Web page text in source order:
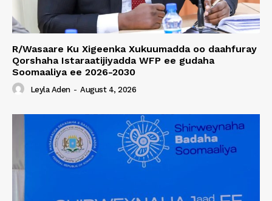
R/Wasaare Ku Xigeenka Xukuumadda oo daahfuray
Qorshaha Istaraatijiyadda WFP ee gudaha
Soomaaliya ee 2026-2030
Leyla Aden - August 4, 2026